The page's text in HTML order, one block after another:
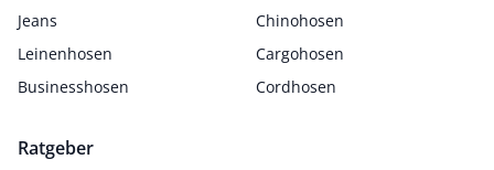
Jeans
Chinohosen
Leinenhosen
Cargohosen
Businesshosen
Cordhosen
Ratgeber